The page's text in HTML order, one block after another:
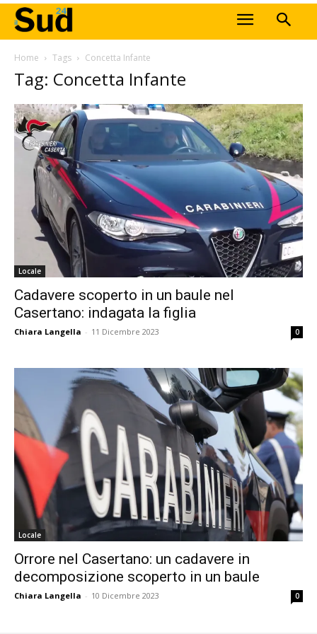
Home Tags Concetta Infante
Tag: Concetta Infante
Locale
Cadavere scoperto in un baule nel
Casertano: indagata la figlia
Chiara Langella - 11 Dicembre 2023 0
Locale
Orrore nel Casertano: un cadavere in
decomposizione scoperto in un baule
Chiara Langella - 10 Dicembre 2023 0